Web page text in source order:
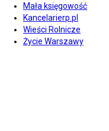
Mała księgowość
Kancelarierp.pl
Wieści Rolnicze
Życie Warszawy